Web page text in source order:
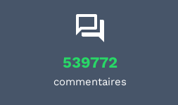
539772
commentaires